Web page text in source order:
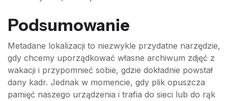
Podsumowanie
Metadane lokalizacji to niezwykle przydatne narzędzie,
gdy chcemy uporządkować własne archiwum zdjęć z
wakacji i przypomnieć sobie, gdzie dokładnie powstał
dany kadr. Jednak w momencie, gdy plik opuszcza
pamięć naszego urządzenia i trafia do sieci lub do rąk